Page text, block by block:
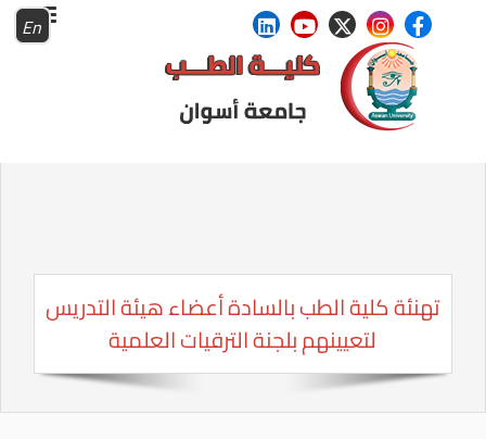
En
تهنئة كلية الطب بالسادة أعضاء هيئة التدريس
لتعيينهم بلجنة الترقيات العلمية